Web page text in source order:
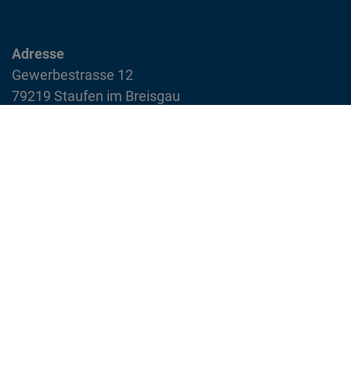
Adresse
Gewerbestrasse 12
79219 Staufen im Breisgau